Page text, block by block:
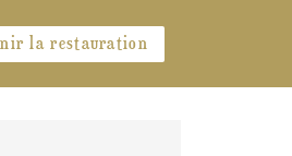
la restauration